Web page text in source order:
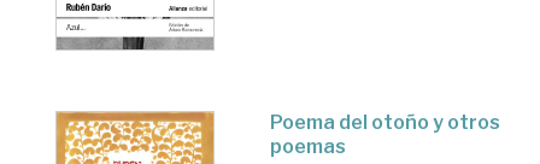
Poema del otoño y otros
poemas